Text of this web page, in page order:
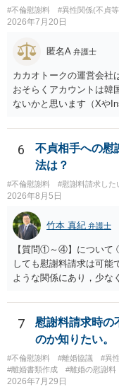
の、ご自身の生活と精神
くというご判断は非常に
#不倫慰謝料 #異性関係(不貞
2026年7月20日
匿名A 弁護士
カカオトークの運営会社
おそらくアカウントは韓
ないかと思います（Xや
対する照会は基本的にで
は例外的に認める扱い
的ではないでしょう）
ら、日本法人へ送っても
ります。 個人で直接他人
う。
6
不貞相手への慰
法は？
#不倫慰謝料 #慰謝料請求した
2026年8月5日
竹本 真紀 弁護士
【質問①～④】について
しても慰謝料請求は可能
ような関係にあり，少な
ことを窺わせるものです
よいと思います。 ただ
いとして，この点を考
今後のことを考えて書い
す。今ある証拠以上のこ
るのであれば，前向きに
7
慰謝料請求時の
のか知りたい。
#不倫慰謝料 #離婚協議 #異
#離婚書類作成
#離婚の慰謝料
2026年7月29日